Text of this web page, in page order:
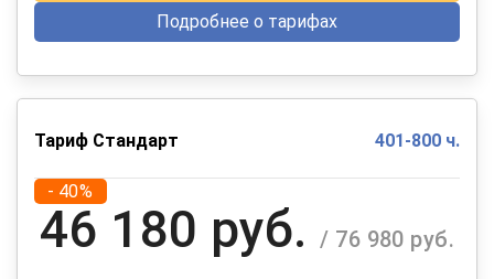
Подробнее о тарифах
Тариф Стандарт 401-800 ч.
- 40%
46 180 руб. / 76 980 руб.